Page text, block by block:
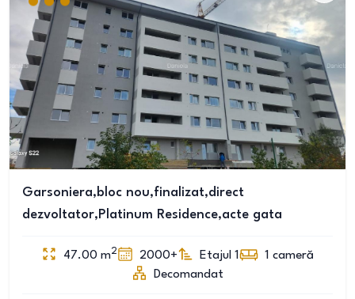
Garsoniera,bloc nou,finalizat,direct
dezvoltator,Platinum Residence,acte gata
47.00 m2 2000+ Etajul 1 1 cameră
Decomandat